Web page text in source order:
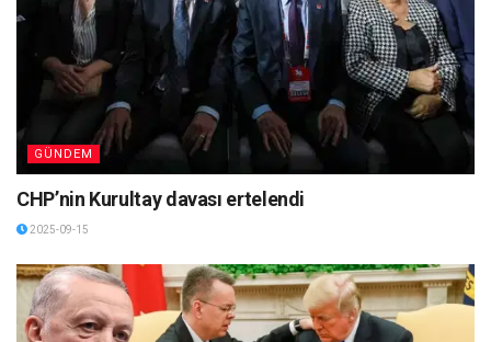
GÜNDEM
CHP’nin Kurultay davası ertelendi
2025-09-15